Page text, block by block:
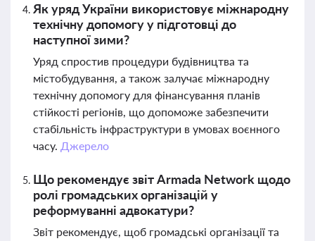
Як уряд України використовує міжнародну
технічну допомогу у підготовці до
наступної зими?
Уряд спростив процедури будівництва та
містобудування, а також залучає міжнародну
технічну допомогу для фінансування планів
стійкості регіонів, що допоможе забезпечити
стабільність інфраструктури в умовах воєнного
часу. Джерело
Що рекомендує звіт Armada Network щодо
ролі громадських організацій у
реформуванні адвокатури?
Звіт рекомендує, щоб громадські організації та